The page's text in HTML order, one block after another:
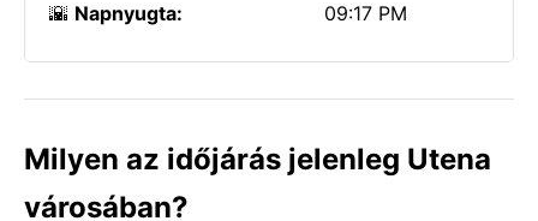
🌇 Napnyugta: 09:17 PM
Milyen az időjárás jelenleg Utena
városában?